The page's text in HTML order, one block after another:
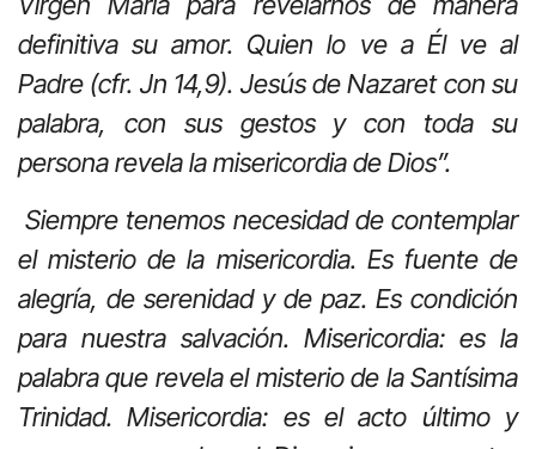
definitiva su amor. Quien lo ve a Él ve al
Padre (cfr. Jn 14,9). Jesús de Nazaret con su
palabra, con sus gestos y con toda su
persona revela la misericordia de Dios”.
Siempre tenemos necesidad de contemplar
el misterio de la misericordia. Es fuente de
alegría, de serenidad y de paz. Es condición
para nuestra salvación. Misericordia: es la
palabra que revela el misterio de la Santísima
Trinidad. Misericordia: es el acto último y